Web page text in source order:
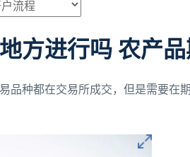
方进行吗 农产
品种都在交易所成交，但是需要在